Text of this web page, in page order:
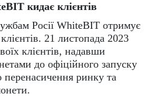
кидає клієнтів
Росії WhiteBIT отримує
21 листопада 2023
клієнтів, надавши
до офіційного запуску
перенасичення ринку та